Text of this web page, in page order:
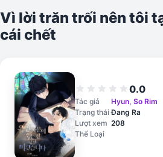
Vì lời trăn trối nên tôi
cái chết
star star star star star 0.0
Tác giả
Hyun, So Rim
Trạng thái Đang Ra
Lượt xem 208
Thể Loại